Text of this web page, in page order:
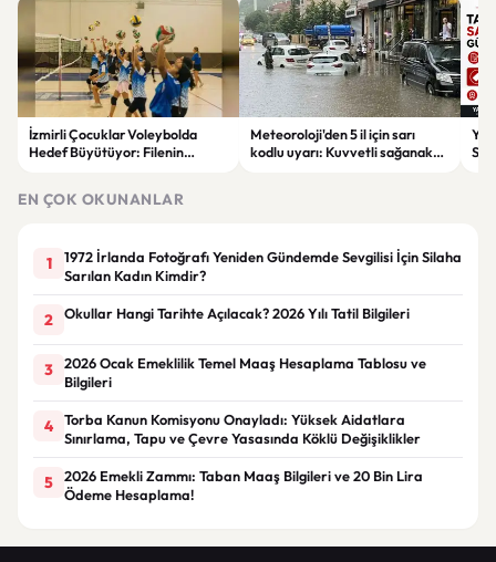
İzmirli Çocuklar Voleybolda
Hedef Büyütüyor: Filenin
Meteoroloji'den 5 il için sarı
kodlu uyarı: Kuvvetli sağanak
EN ÇOK OKUNANLAR
1
1972 İrlanda Fotoğrafı Yeniden Gündemde Sevgilisi İçin Silaha
Sarılan Kadın Kimdir?
2 Okullar Hangi Tarihte Açılacak? 2026 Yılı Tatil Bilgileri
3
2026 Ocak Emeklilik Temel Maaş Hesaplama Tablosu ve
Bilgileri
4
Torba Kanun Komisyonu Onayladı: Yüksek Aidatlara
Sınırlama, Tapu ve Çevre Yasasında Köklü Değişiklikler
5
2026 Emekli Zammı: Taban Maaş Bilgileri ve 20 Bin Lira
Ödeme Hesaplama!